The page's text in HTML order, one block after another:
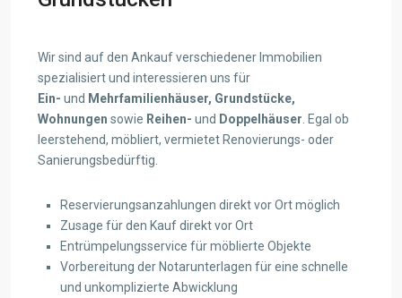
Wir sind auf den Ankauf verschiedener Immobilien
spezialisiert und interessieren uns für
Ein- und Mehrfamilienhäuser, Grundstücke,
Wohnungen sowie Reihen- und Doppelhäuser. Egal ob
leerstehend, möbliert, vermietet Renovierungs- oder
Sanierungsbedürftig.
Reservierungsanzahlungen direkt vor Ort möglich
Zusage für den Kauf direkt vor Ort
Entrümpelungsservice für möblierte Objekte
Vorbereitung der Notarunterlagen für eine schnelle
und unkomplizierte Abwicklung